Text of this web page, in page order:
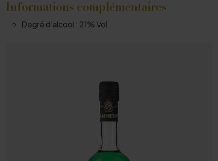
Informations complémentaires
Degré d'alcool : 21% Vol